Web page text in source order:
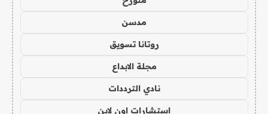
مدسن
روتانا تسويق
مجلة الابداع
نادي الترددات
استشارات اون لاين